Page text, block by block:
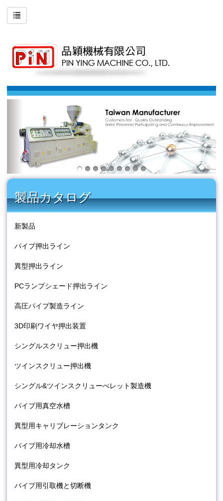
製品カタログ
新製品
パイプ押出ライン
異型押出ライン
PCランプシェード押出ライン
高圧パイプ製造ライン
3D印刷ワイヤ押出装置
シングルスクリュー押出機
ツインスクリュー押出機
シングル&ツインスクリューべレット製造機
パイプ用真空水槽
異型用キャリブレーションタンク
パイプ用冷却水槽
異型用冷却タンク
パイプ用引取機と切断機